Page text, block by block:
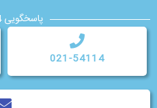
پاسخگویی 24 ساعته
021-54114